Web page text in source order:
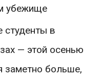
убежище
студенты в
— этой осенью
заметно больше,